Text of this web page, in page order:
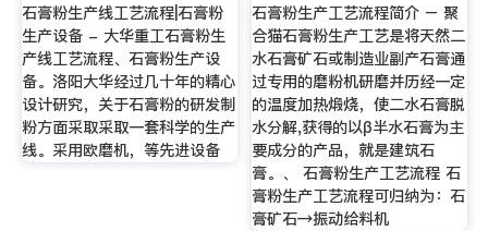
石膏粉生产线工艺流程|石膏粉
生产设备 - 大华重工石膏粉生
产线工艺流程、石膏粉生产设
备。洛阳大华经过几十年的精心
设计研究，关于石膏粉的研发制
粉方面采取采取一套科学的生产
线。采用欧磨机，等先进设备
石膏粉生产工艺流程简介 – 聚
合猫石膏粉生产工艺是将天然二
水石膏矿石或制造业副产石膏通
过专用的磨粉机研磨并历经一定
的温度加热煅烧，使二水石膏脱
水分解,获得的以β半水石膏为主
要成分的产品，就是建筑石
膏。、 石膏粉生产工艺流程 石
膏粉生产工艺流程可归纳为：石
膏矿石→振动给料机